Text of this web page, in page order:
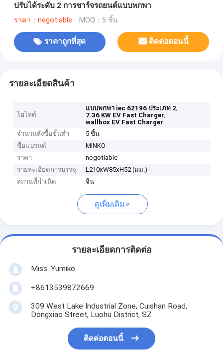
ปรับได้ระดับ 2 การชาร์จรถยนต์แบบพกพา
ราคา：negotiable MOQ：5 ชิ้น
ราคาถูกที่สุด ติดต่อตอนนี้
รายละเอียดสินค้า
ไฮไลต์
แบบพกพา iec 62196 ประเภท 2,
7.36 KW EV Fast Charger,
wallbox EV Fast Charger
จำนวนสั่งซื้อขั้นต่ำ
5 ชิ้น
ชื่อแบรนด์
MINKO
ราคา
negotiable
รายละเอียดการบรรจุ
L210xW85xH52 (มม.)
สถานที่กำเนิด
จีน
ดูเพิ่มเติม
รายละเอียดการติดต่อ
Miss. Yumiko
+8613539872669
309 West Lake Industrial Zone, Cuishan Road,
Dongxiao Street, Luohu District, SZ
ติดต่อตอนนี้